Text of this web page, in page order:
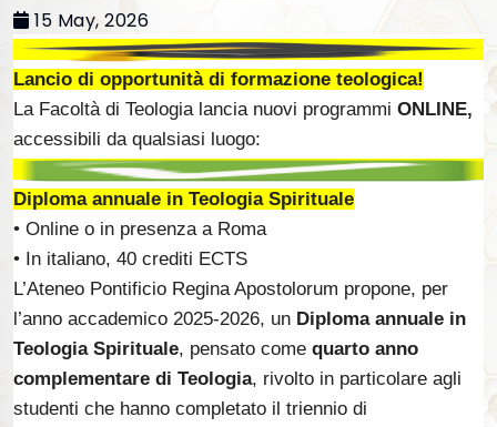
15 May, 2026
Lancio di opportunità di formazione teologica!
La Facoltà di Teologia lancia nuovi programmi ONLINE,
accessibili da qualsiasi luogo:
Diploma annuale in Teologia Spirituale
• Online o in presenza a Roma
• In italiano, 40 crediti ECTS
L’Ateneo Pontificio Regina Apostolorum propone, per
l’anno accademico 2025-2026, un Diploma annuale in
Teologia Spirituale, pensato come quarto anno
complementare di Teologia, rivolto in particolare agli
studenti che hanno completato il triennio di